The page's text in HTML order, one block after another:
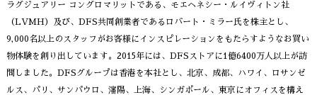
ラグジュアリー コングロマリットである、モエヘネシー・ルイヴィトン社
（LVMH）及び、DFS共同創業者であるロバート・ミラー氏を株主とし、
9,000名以上のスタッフがお客様にインスピレーションをもたらすようなお買い
物体験を創り出しています。2015年には、DFSストアに1億6400万人以上が訪
問しました。DFSグループは香港を本社とし、北京、成都、ハワイ、ロサンゼ
ルス、パリ、サンパウロ、瀋陽、上海、シンガポール、東京にオフィスを構え